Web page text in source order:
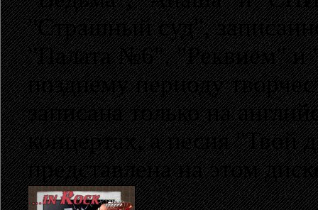
"Страшный суд",
"Палата №6", "Реквием" и
позднему периоду
записана только на
концертах, а песня "Твой
представлена на этом